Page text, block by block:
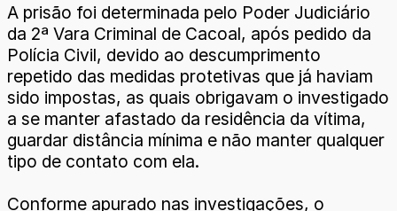
A prisão foi determinada pelo Poder Judiciário
da 2ª Vara Criminal de Cacoal, após pedido da
Polícia Civil, devido ao descumprimento
repetido das medidas protetivas que já haviam
sido impostas, as quais obrigavam o investigado
a se manter afastado da residência da vítima,
guardar distância mínima e não manter qualquer
tipo de contato com ela.
Conforme apurado nas investigações, o